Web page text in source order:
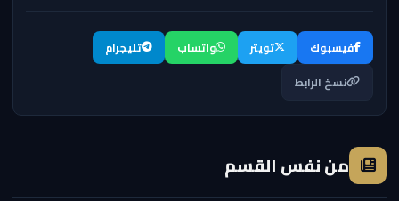
فيسبوك تويتر واتساب
تليجرام
نسخ الرابط
من نفس القسم